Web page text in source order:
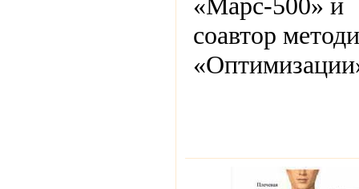
«Марс-500» и
соавтор